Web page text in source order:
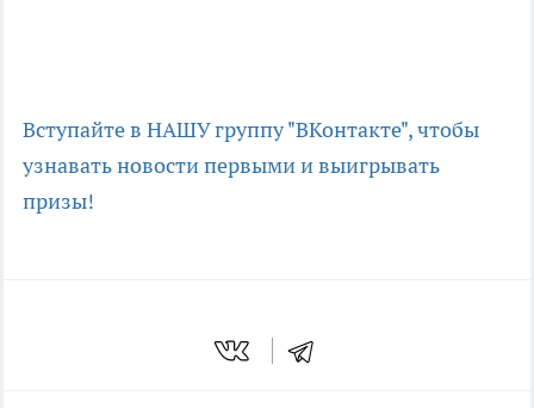
Вступайте в НАШУ группу "ВКонтакте", чтобы
узнавать новости первыми и выигрывать
призы!